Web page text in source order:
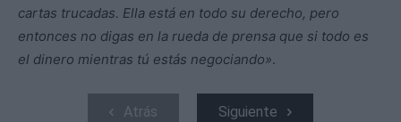
cartas trucadas. Ella está en todo su derecho, pero
entonces no digas en la rueda de prensa que si todo es
el dinero mientras tú estás negociando».
Atrás Siguiente